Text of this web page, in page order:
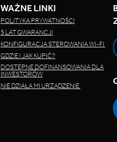
WAŻNE LINKI
POLITYKA PRYWATNOŚCI
5 LAT GWARANCJI
KONFIGURACJA STEROWANIA WI-FI
GDZIE I JAK KUPIĆ?
DOSTĘPNE DOFINANSOWANIA DLA
INWESTORÓW
NIE DZIAŁA MI URZĄDZENIE